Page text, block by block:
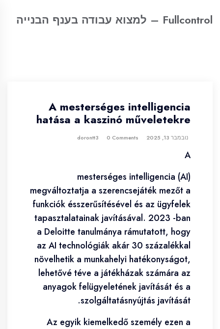
Fullcontrol – למצוא עבודה בענף הבנייה
A mesterséges intelligencia
hatása a kaszinó műveletekre
נובמבר 13, 2025 0 Comments
A
mesterséges intelligencia (AI)
megváltoztatja a szerencsejáték mezőt a
funkciók ésszerűsítésével és az ügyfelek
tapasztalatainak javításával. 2023 -ban
a Deloitte tanulmánya rámutatott, hogy
az AI technológiák akár 30 százalékkal
növelhetik a munkahelyi hatékonyságot,
lehetővé téve a játékházak számára az
anyagok felügyeletének javítását és a
szolgáltatásnyújtás javítását.
Az egyik kiemelkedő személy ezen a